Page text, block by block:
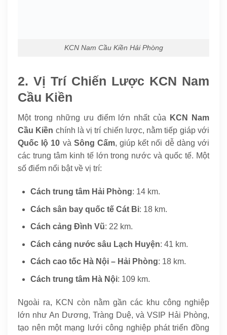
KCN Nam Cầu Kiền Hải Phòng
2. Vị Trí Chiến Lược KCN Nam
Cầu Kiền
Một trong những ưu điểm lớn nhất của
KCN Nam
Cầu Kiền chính là vị trí chiến lược, nằm tiếp giáp với
Quốc lộ 10 và Sông Cấm, giúp kết nối dễ dàng với
các trung tâm kinh tế lớn trong nước và quốc tế. Một
số điểm nổi bật về vị trí:
Cách trung tâm Hải Phòng: 14 km.
Cách sân bay quốc tế Cát Bi: 18 km.
Cách cảng Đình Vũ: 22 km.
Cách cảng nước sâu Lạch Huyện: 41 km.
Cách cao tốc Hà Nội – Hải Phòng: 18 km.
Cách trung tâm Hà Nội: 109 km.
Ngoài ra, KCN còn nằm gần các khu công nghiệp
lớn như An Dương, Tràng Duệ, và VSIP Hải Phòng,
tạo nên một mạng lưới công nghiệp phát triển đồng